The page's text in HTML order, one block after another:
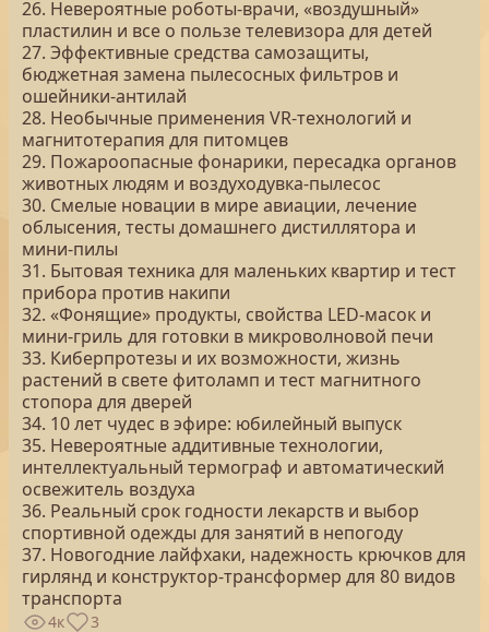
26. Невероятные роботы-врачи, «воздушный»
пластилин и все о пользе телевизора для детей
27. Эффективные средства самозащиты,
бюджетная замена пылесосных фильтров и
ошейники-антилай
28. Необычные применения VR-технологий и
магнитотерапия для питомцев
29. Пожароопасные фонарики, пересадка органов
животных людям и воздуходувка-пылесос
30. Смелые новации в мире авиации, лечение
облысения, тесты домашнего дистиллятора и
мини-пилы
31. Бытовая техника для маленьких квартир и тест
прибора против накипи
32. «Фонящие» продукты, свойства LED-масок и
мини-гриль для готовки в микроволновой печи
33. Киберпротезы и их возможности, жизнь
растений в свете фитоламп и тест магнитного
стопора для дверей
34. 10 лет чудес в эфире: юбилейный выпуск
35. Невероятные аддитивные технологии,
интеллектуальный термограф и автоматический
освежитель воздуха
36. Реальный срок годности лекарств и выбор
спортивной одежды для занятий в непогоду
37. Новогодние лайфхаки, надежность крючков для
гирлянд и конструктор-трансформер для 80 видов
транспорта
4к 3